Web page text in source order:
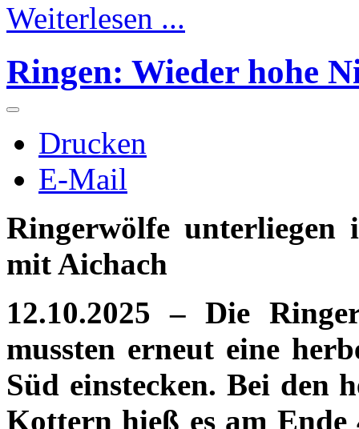
Weiterlesen ...
Ringen: Wieder hohe
Drucken
E-Mail
Ringerwölfe
mit Aichach
12.10.2025 – Die
mussten erneut eine
Süd einstecken. Bei den
Kottern hieß es am